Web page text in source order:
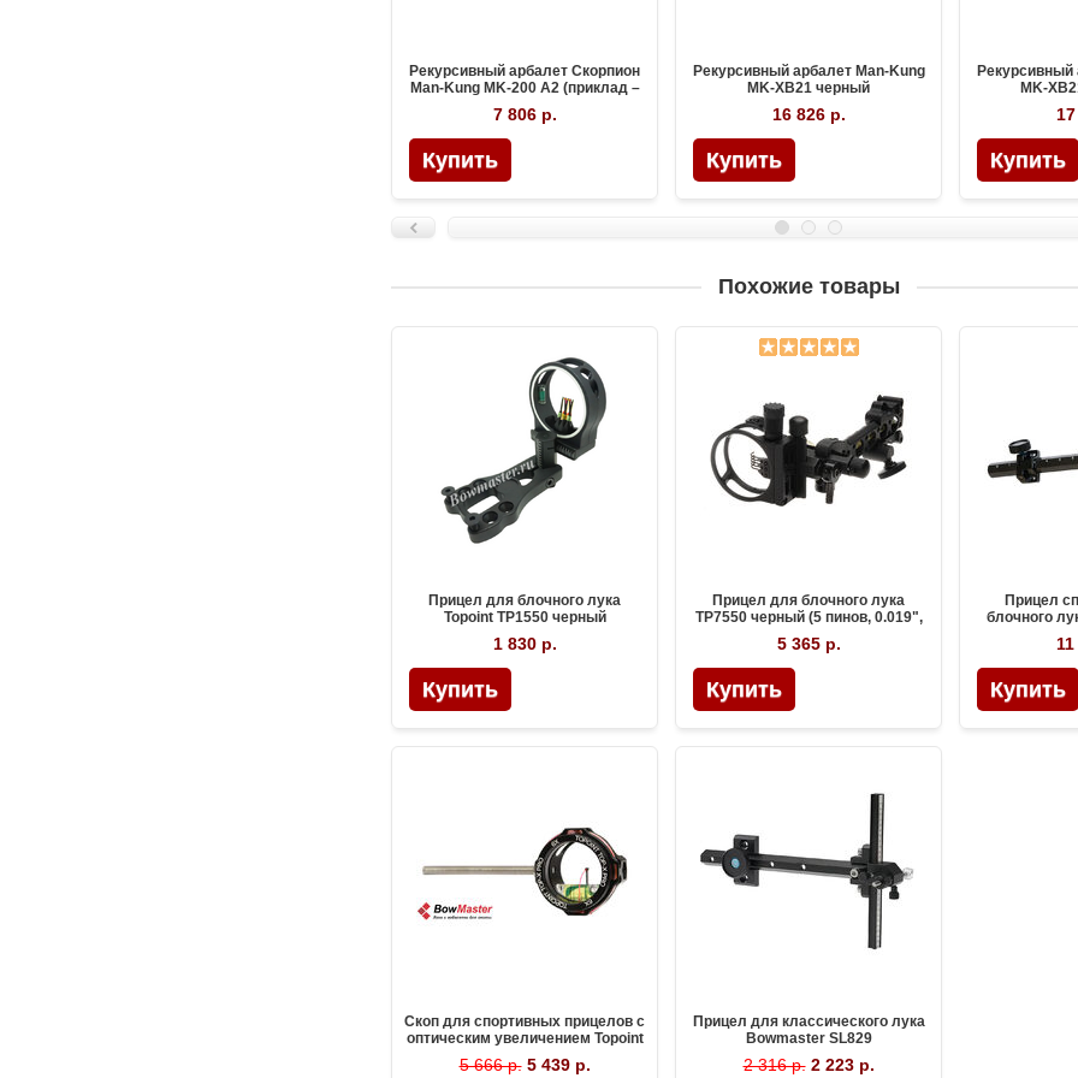
Рекурсивный арбалет Скорпион
Man-Kung MK-200 A2 (приклад –
дерево)
7 806 р.
Рекурсивный арбалет Man-Kung
MK-XB21 черный
16 826 р.
Рекурсивный
MK-
Похожие товары
Прицел для блочного лука
Topoint TP1550 черный
1 830 р.
Прицел для блочного лука
TP7550 черный (5 пинов, 0.019",
микрорегулировка, подсветка)
5 365 р.
Прицел
блочного
Скоп для спортивных прицелов с
оптическим увеличением Topoint
5 666 р. 5 439 р.
Прицел для классического лука
Bowmaster SL829
2 316 р. 2 223 р.